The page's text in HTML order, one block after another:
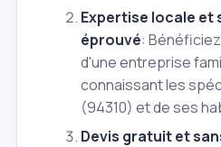
Expertise locale et
éprouvé:
d'une entreprise
connaissant les
(94310) et de ses
Devis gratuit et